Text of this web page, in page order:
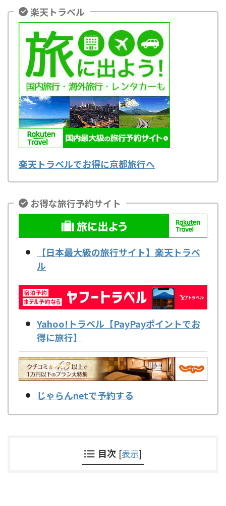
楽天トラベル
楽天トラベルでお得に京都旅行へ
お得な旅行予約サイト
【日本最大級の旅行サイト】楽天トラベ
ル
Yahoo!トラベル【PayPayポイントでお
得に旅行】
じゃらんnetで予約する
目次 [表示]